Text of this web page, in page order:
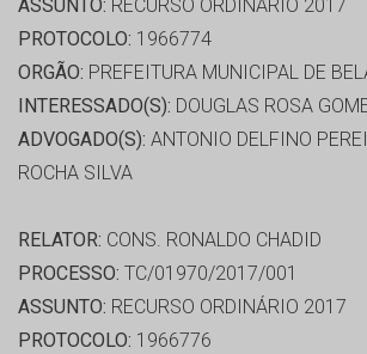
ASSUNTO: RECURSO ORDINÁRIO 2017
PROTOCOLO: 1966774
ORGÃO: PREFEITURA MUNICIPAL DE
INTERESSADO(S): DOUGLAS ROSA
ADVOGADO(S): ANTONIO DELFINO
ROCHA SILVA
RELATOR: CONS. RONALDO CHADID
PROCESSO: TC/01970/2017/001
ASSUNTO: RECURSO ORDINÁRIO 2017
PROTOCOLO: 1966776